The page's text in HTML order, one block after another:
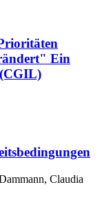
Ein
Claudia